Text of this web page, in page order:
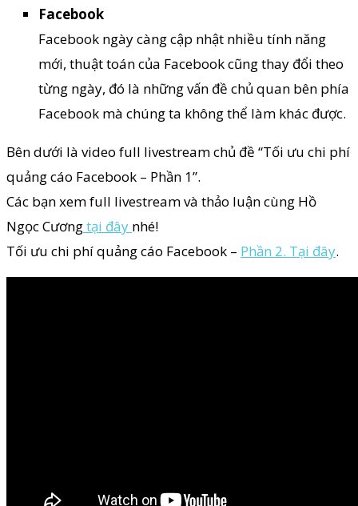
Facebook
Facebook ngày càng cập nhật nhiều tính năng
mới, thuật toán của Facebook cũng thay đổi theo
từng ngày, đó là những vấn đề chủ quan bên phía
Facebook mà chúng ta không thể làm khác được.
Bên dưới là video full livestream chủ đề “Tối ưu chi phí
quảng cáo Facebook – Phần 1”.
Các bạn xem full livestream và thảo luận cùng Hồ
Ngọc Cươngtại đây nhé!
Tối ưu chi phí quảng cáo Facebook – Phần 2. Tại đây.